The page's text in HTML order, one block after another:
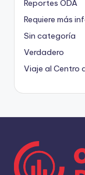
Reportes ODA
Requiere más
Sin categoría
Verdadero
Viaje al Centro